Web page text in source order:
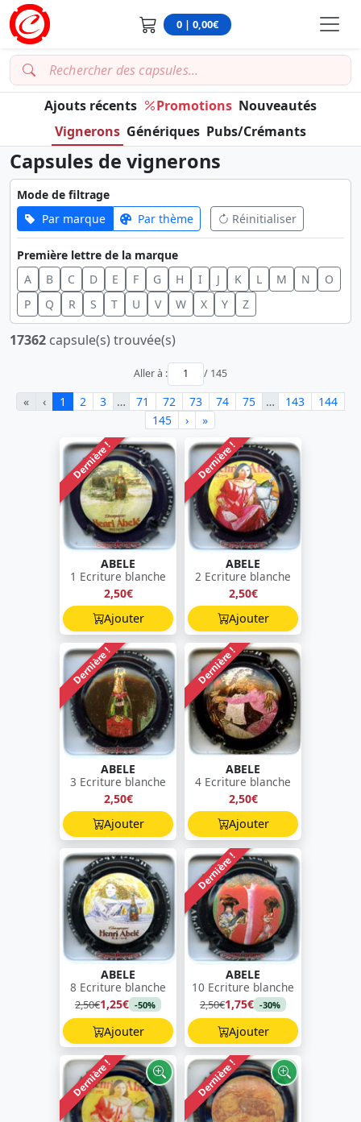
0 | 0,00€
Ajouts récents Promotions Nouveautés
Vignerons Génériques Pubs/Crémants
Capsules de vignerons
Mode de filtrage
Par marque
Par thème Réinitialiser
Première lettre de la marque
A
B C D E F G H I J K L M N
O
P
Q R S T U V W X Y Z
17362 capsule(s) trouvée(s)
Aller à : / 145
« ‹ 1 2 3 … 71 72 73 74 75 … 143
144
145
› »
Dernière !
ABELE
1 Ecriture blanche
2,50€
Ajouter
Dernière !
ABELE
2 Ecriture blanche
2,50€
Ajouter
Dernière !
ABELE
3 Ecriture blanche
2,50€
Ajouter
Dernière !
ABELE
4 Ecriture blanche
2,50€
Ajouter
ABELE
8 Ecriture blanche
2,50€1,25€ -50%
Ajouter
Dernière !
ABELE
10 Ecriture blanche
2,50€1,75€ -30%
Ajouter
Dernière ! Dernière !